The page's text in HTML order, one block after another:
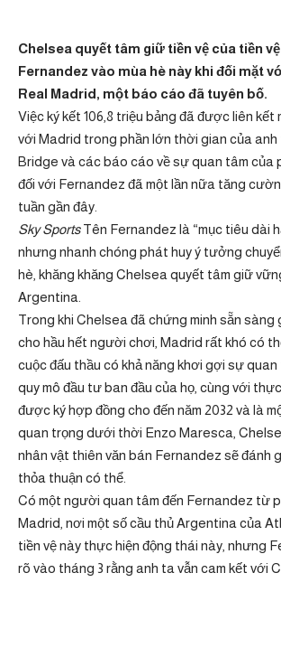
Chelsea quyết tâm giữ tiền vệ của tiền
Fernandez vào mùa hè này khi đối mặt
Real Madrid, một báo cáo đã tuyên bố.
Việc ký kết 106,8 triệu bảng đã được liên kết
với Madrid trong phần lớn thời gian của
Bridge và các báo cáo về sự quan tâm của
đối với Fernandez đã một lần nữa tăng
tuần gần đây.
Sky SportsTên Fernandez là “mục tiêu dài
nhưng nhanh chóng phát huy ý tưởng
hè, khăng khăng Chelsea quyết tâm giữ
Argentina.
Trong khi Chelsea đã chứng minh sẵn sàng
cho hầu hết người chơi, Madrid rất khó có
cuộc đấu thầu có khả năng khơi gợi sự quan
quy mô đầu tư ban đầu của họ, cùng với
được ký hợp đồng cho đến năm 2032 và là
quan trọng dưới thời Enzo Maresca,
nhân vật thiên văn bán Fernandez sẽ đánh
thỏa thuận có thể.
Có một người quan tâm đến Fernandez từ
Madrid, nơi một số cầu thủ Argentina của
tiền vệ này thực hiện động thái này, nhưng
rõ vào tháng 3 rằng anh ta vẫn cam kết với